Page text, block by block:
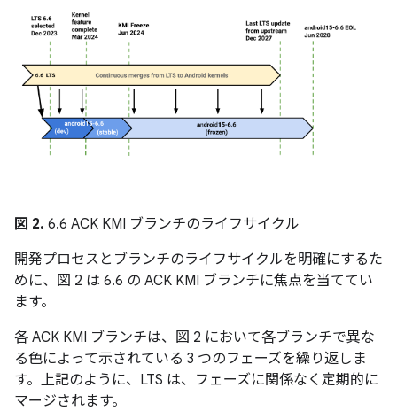
図 2. 6.6 ACK KMI ブランチのライフサイクル
開発プロセスとブランチのライフサイクルを明確にするた
めに、図 2 は 6.6 の ACK KMI ブランチに焦点を当ててい
ます。
各 ACK KMI ブランチは、図 2 において各ブランチで異な
る色によって示されている 3 つのフェーズを繰り返しま
す。上記のように、LTS は、フェーズに関係なく定期的に
マージされます。